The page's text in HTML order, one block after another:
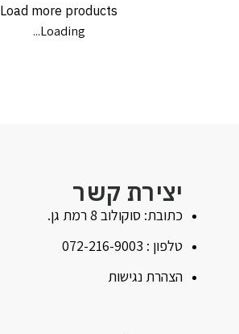
Load more products
Loading...
יצירת קשר
כתובת: סוקולוב 8 רמת גן.
טלפון : 072-216-9003
הצהרת נגישות